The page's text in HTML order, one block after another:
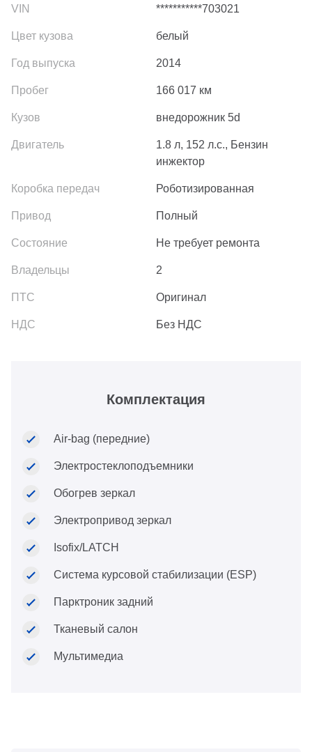
***********703021
белый
2014
166 017 км
внедорожник 5d
1.8 л, 152 л.с., Бензин
инжектор
Роботизированная
Полный
Не требует ремонта
2
Оригинал
Без НДС
Комплектация
Air-bag (передние)
Электростеклоподъемники
Обогрев зеркал
Электропривод зеркал
Isofix/LATCH
Система курсовой стабилизации (ESP)
Парктроник задний
Тканевый салон
Мультимедиа